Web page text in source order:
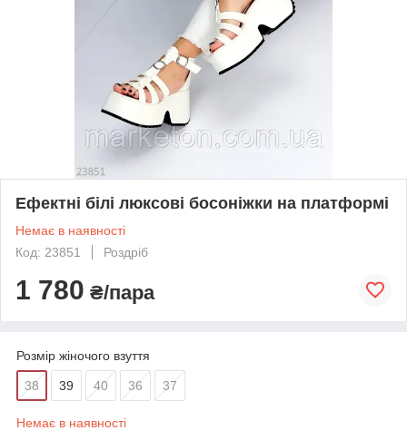
Ефектні білі люксові босоніжки на платформі
Немає в наявності
Код: 23851
Роздріб
1 780 ₴/пара
Розмір жіночого взуття
38 39 40 36 37
Немає в наявності